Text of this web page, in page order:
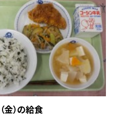
金）の給食